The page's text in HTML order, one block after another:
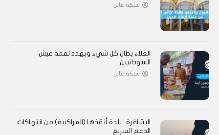
شبكة عاين
الغلاء يطال كل شيء ويهدد لقمة عيش
السودانيين
شبكة عاين
البشاقرة.. بلدة أنقذها (المراكبية) من انتهاكات
الدعم السريع